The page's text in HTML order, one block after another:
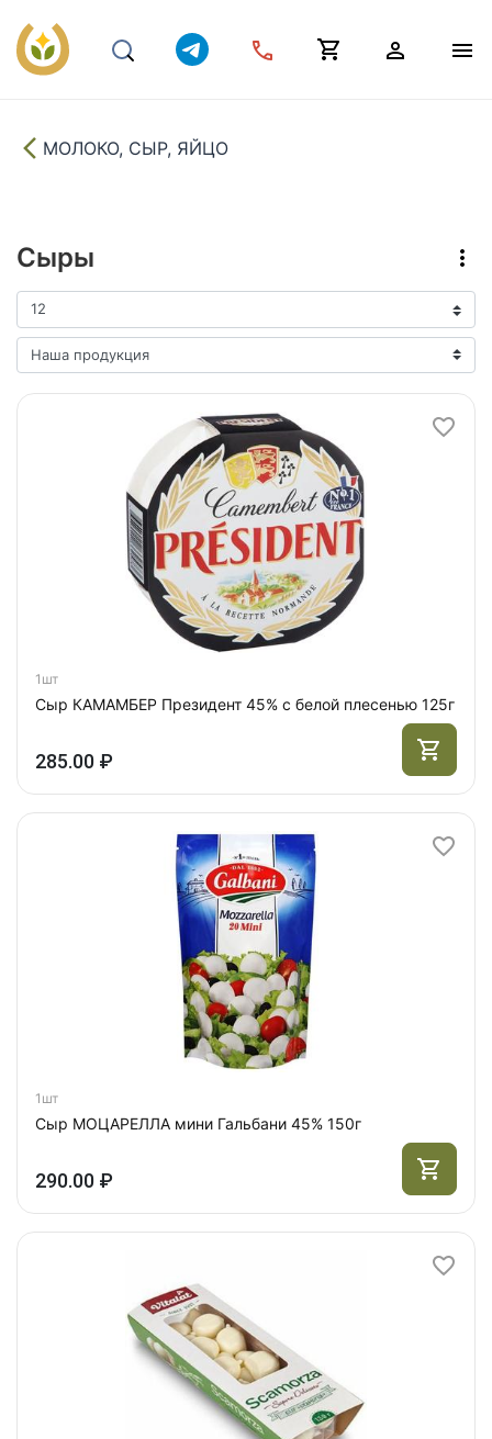
МОЛОКО, СЫР, ЯЙЦО
Сыры
1шт
Сыр КАМАМБЕР Президент 45% с белой плесенью 125г
285.00 ₽
1шт
Сыр МОЦАРЕЛЛА мини Гальбани 45% 150г
290.00 ₽